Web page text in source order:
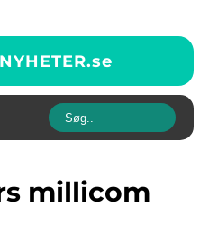
se
millicom